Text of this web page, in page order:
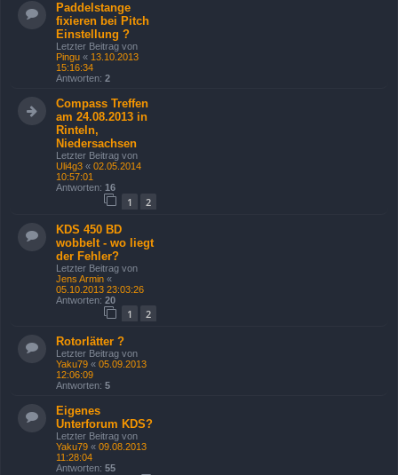
Paddelstange
fixieren bei Pitch
Einstellung ?
Letzter Beitrag von
Pingu « 13.10.2013
15:16:34
Antworten: 2
Compass Treffen
am 24.08.2013 in
Rinteln,
Niedersachsen
Letzter Beitrag von
Uli4g3 « 02.05.2014
10:57:01
Antworten: 16
1 2
KDS 450 BD
wobbelt - wo liegt
der Fehler?
Letzter Beitrag von
Jens Armin «
05.10.2013 23:03:26
Antworten: 20
1 2
Rotorlätter ?
Letzter Beitrag von
Yaku79 « 05.09.2013
12:06:09
Antworten: 5
Eigenes
Unterforum KDS?
Letzter Beitrag von
Yaku79 « 09.08.2013
11:28:04
Antworten: 55